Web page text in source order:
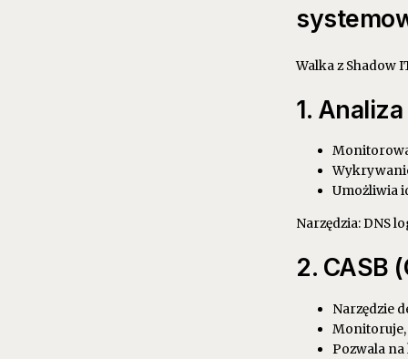
Walka z Shadow
1.
Umożliwia
Narzędzia: DNS
2. CASB
Narzędzie
Monitoruje,
Pozwala